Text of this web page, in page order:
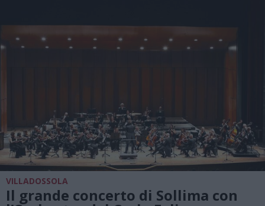
VILLADOSSOLA
Il grande concerto di Sollima con